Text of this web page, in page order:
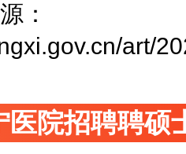
：
art/
医院招聘聘硕